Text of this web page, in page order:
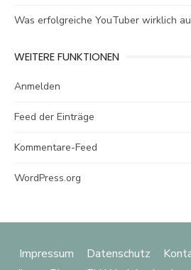
Was erfolgreiche YouTuber wirklich
WEITERE FUNKTIONEN
Anmelden
Feed der Einträge
Kommentare-Feed
WordPress.org
Impressum Datenschutz